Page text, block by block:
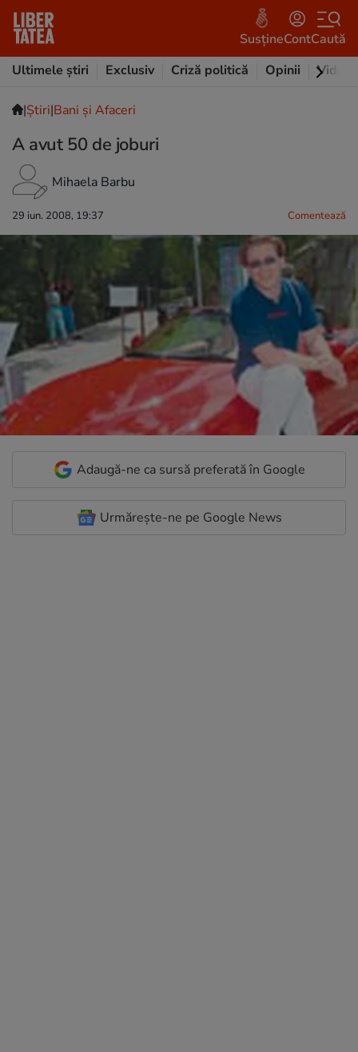
SusțineContCaută
Ultimele știri
Exclusiv Criză politică Opinii Video
|Ştiri|Bani și Afaceri
A avut 50 de joburi
Mihaela Barbu
29 iun. 2008, 19:37 Comentează
Adaugă-ne ca sursă preferată în Google
Urmărește-ne pe Google News